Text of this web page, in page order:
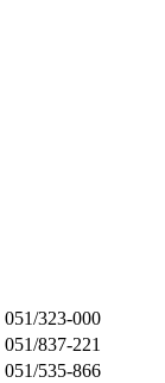
051/323-000
051/837-221
051/535-866